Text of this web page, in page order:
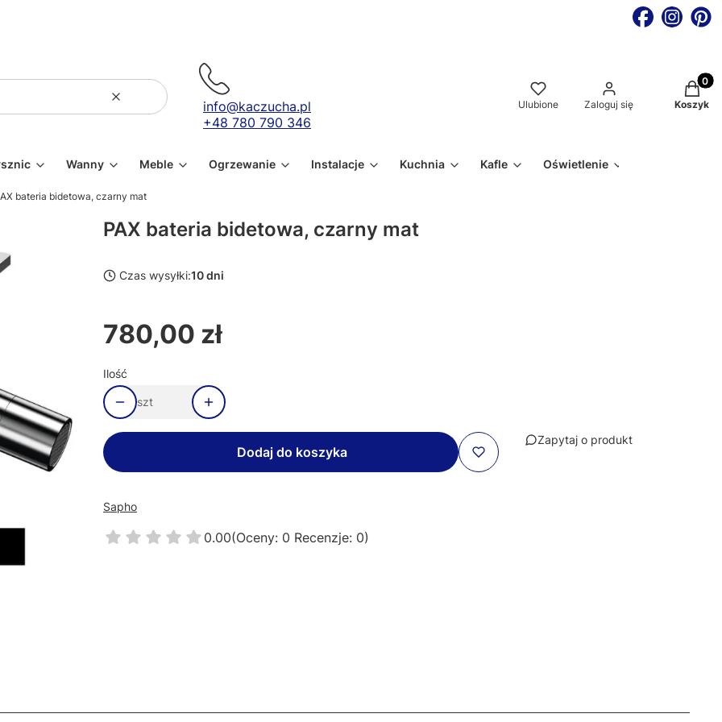
WyczyśćSzukaj
info@kaczucha.pl
+48 780 790 346
Ulubione Zaloguj się Koszyk
Wanny Meble Ogrzewanie Instalacje Kuchnia Kafle Oświetlenie
bateria bidetowa, czarny mat
PAX bateria bidetowa, czarny mat
Czas wysyłki:10 dni
Cena
780,00 zł
Ilość
szt
Dodaj do koszyka
Zapytaj o produkt
Sapho
0.00(Oceny: 0 Recenzje: 0)